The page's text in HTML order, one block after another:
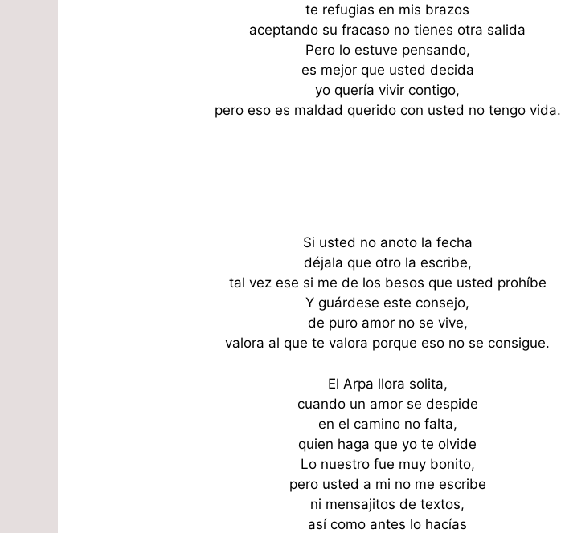
te refugias en mis brazos
aceptando su fracaso no tienes otra salida
Pero lo estuve pensando,
es mejor que usted decida
yo quería vivir contigo,
pero eso es maldad querido con usted no tengo vida.
Si usted no anoto la fecha
déjala que otro la escribe,
tal vez ese si me de los besos que usted prohíbe
Y guárdese este consejo,
de puro amor no se vive,
valora al que te valora porque eso no se consigue.
El Arpa llora solita,
cuando un amor se despide
en el camino no falta,
quien haga que yo te olvide
Lo nuestro fue muy bonito,
pero usted a mi no me escribe
ni mensajitos de textos,
así como antes lo hacías